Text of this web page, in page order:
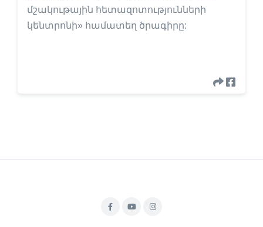
մշակութային հետազոտությունների
կենտրոնի» համատեղ ծրագիրը: